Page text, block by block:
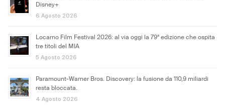
Disney+
6 Agosto 2026
Locarno Film Festival 2026: al via oggi la 79ª edizione che ospita
tre titoli del MIA
5 Agosto 2026
Paramount-Warner Bros. Discovery: la fusione da 110,9 miliardi
resta bloccata.
4 Agosto 2026